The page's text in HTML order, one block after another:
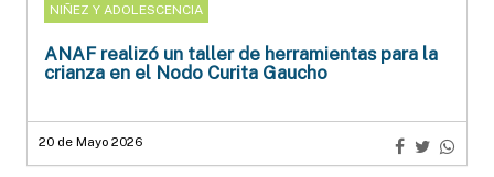
NIÑEZ Y ADOLESCENCIA
ANAF realizó un taller de herramientas para la
crianza en el Nodo Curita Gaucho
20 de Mayo 2026